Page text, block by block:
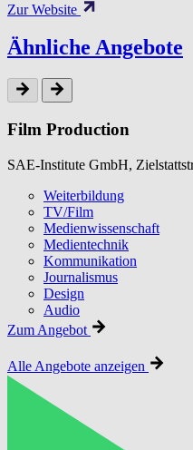
Zur Website
Ähnliche Angebote
Film Production
SAE-Institute GmbH,
Weiterbildung
TV/Film
Medienwissenschaft
Medientechnik
Kommunikation
Journalismus
Design
Audio
Zum Angebot
Alle Angebote anzeigen